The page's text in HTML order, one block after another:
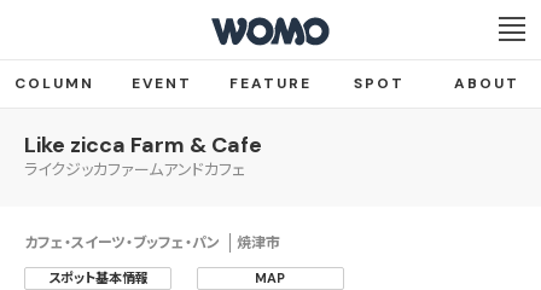
COLUMN EVENT FEATURE SPOT ABOUT
Like zicca Farm & Cafe
ライクジッカファームアンドカフェ
カフェ・スイーツ・ブッフェ・パン 焼津市
スポット基本情報 MAP